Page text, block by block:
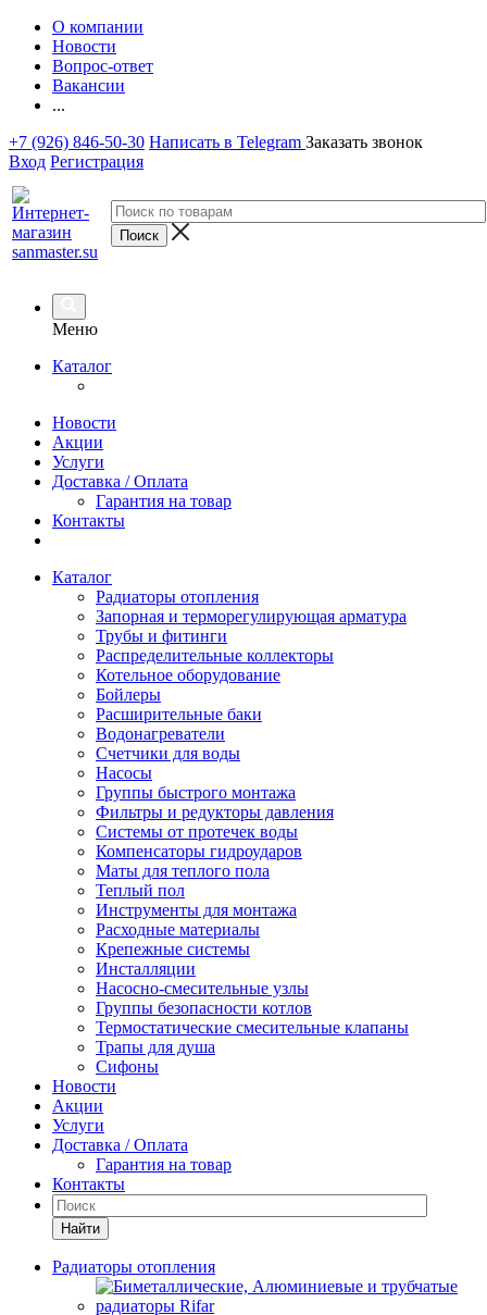
О компании
Новости
Вопрос-ответ
Вакансии
...
+7 (926) 846-50-30 Написать в Telegram Заказать звонок
Вход Регистрация
Меню
Каталог
Новости
Акции
Услуги
Доставка / Оплата
Гарантия на товар
Контакты
Каталог
Радиаторы отопления
Запорная и терморегулирующая арматура
Трубы и фитинги
Распределительные коллекторы
Котельное оборудование
Бойлеры
Расширительные баки
Водонагреватели
Счетчики для воды
Насосы
Группы быстрого монтажа
Фильтры и редукторы давления
Системы от протечек воды
Компенсаторы гидроударов
Маты для теплого пола
Теплый пол
Инструменты для монтажа
Расходные материалы
Крепежные системы
Инсталляции
Насосно-смесительные узлы
Группы безопасности котлов
Термостатические смесительные клапаны
Трапы для душа
Сифоны
Новости
Акции
Услуги
Доставка / Оплата
Гарантия на товар
Контакты
Найти
Радиаторы отопления